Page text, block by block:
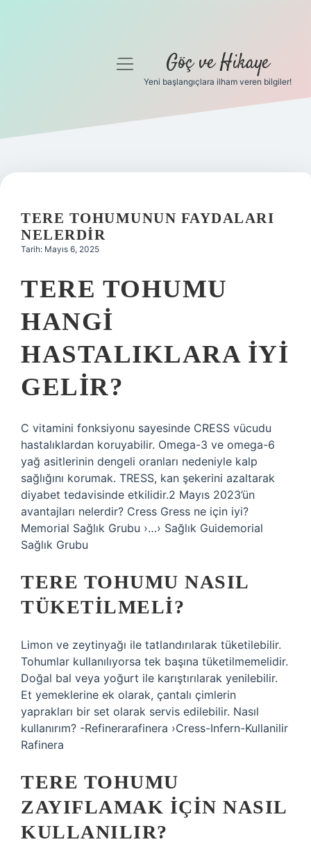
Gizlilik Politikası
Yasal Uyarı
menüyü
Göç ve Hikaye
Yeni başlangıçlara ilham veren bilgiler!
TERE TOHUMUNUN FAYDALARI
NELERDIR
Tarih: Mayıs 6, 2025
TERE TOHUMU
HANGI
HASTALIKLARA IYI
GELIR?
C vitamini fonksiyonu sayesinde CRESS vücudu
hastalıklardan koruyabilir. Omega-3 ve omega-6
yağ asitlerinin dengeli oranları nedeniyle kalp
sağlığını korumak. TRESS, kan şekerini azaltarak
diyabet tedavisinde etkilidir.2 Mayıs 2023’ün
avantajları nelerdir? Cress Gress ne için iyi?
Memorial Sağlık Grubu ›…› Sağlık Guidemorial
Sağlık Grubu
TERE TOHUMU NASIL
TÜKETILMELI?
Limon ve zeytinyağı ile tatlandırılarak tüketilebilir.
Tohumlar kullanılıyorsa tek başına tüketilmemelidir.
Doğal bal veya yoğurt ile karıştırılarak yenilebilir.
Et yemeklerine ek olarak, çantalı çimlerin
yaprakları bir set olarak servis edilebilir. Nasıl
kullanırım? -Refinerarafinera ›Cress-Infern-Kullanilir
Rafinera
TERE TOHUMU
ZAYIFLAMAK IÇIN NASIL
KULLANILIR?